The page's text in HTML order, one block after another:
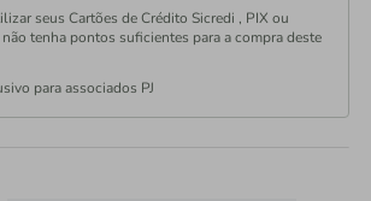
seus Cartões de Crédito Sicredi , PIX ou
tenha pontos suficientes para a compra deste
para associados PJ